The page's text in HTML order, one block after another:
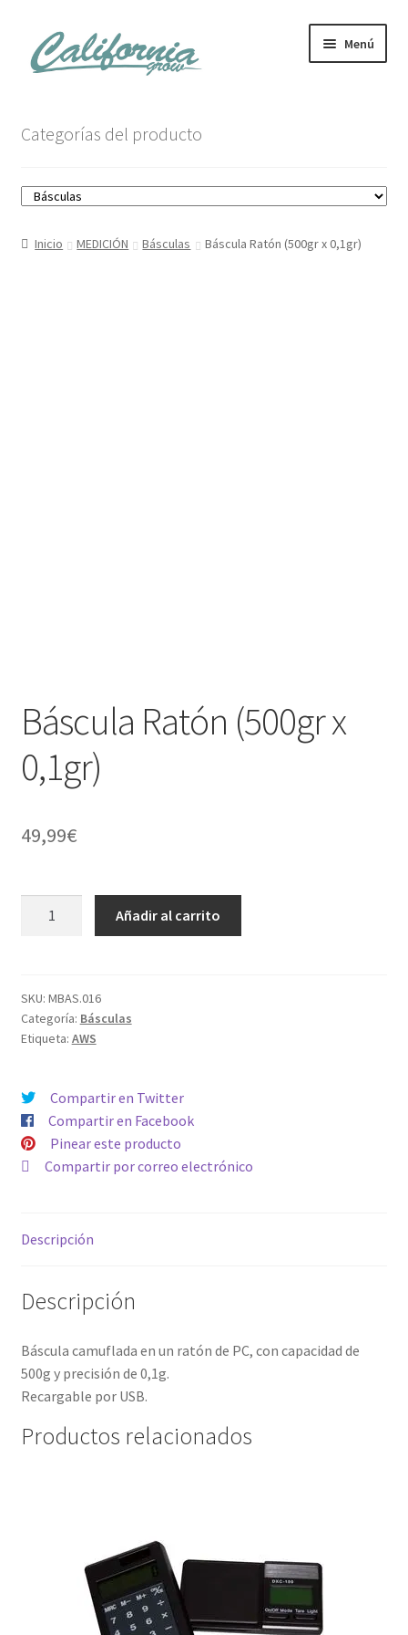
al
contenido
Menú
Carrito
Mi cuenta
Categorías del producto
Inicio MEDICIÓN Básculas Báscula Ratón (500gr x 0,1gr)
Báscula Ratón (500gr x
0,1gr)
49,99€
0,1gr)
cantidad
Añadir al carrito
SKU: MBAS.016
Categoría: Básculas
Etiqueta: AWS
Compartir en Twitter
Compartir en Facebook
Pinear este producto
Compartir por correo electrónico
Descripción
Descripción
Báscula camuflada en un ratón de PC, con capacidad de
500g y precisión de 0,1g.
Recargable por USB.
Productos relacionados